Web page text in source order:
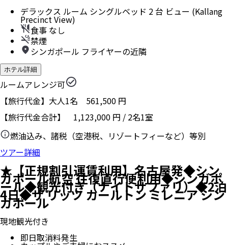
デラックス ルーム シングルベッド 2 台 ビュー (Kallang
Precinct View)
食事 なし
禁煙
シンガポール フライヤーの近隣
ホテル詳細
ルームアレンジ可
【旅行代金】大人1名 561,500 円
【旅行代金合計】 1,123,000 円 / 2名1室
燃油込み、諸税（空港税、リゾートフィーなど）等別
ツアー詳細
★【正規割引運賃利用】名古屋発◆シン
ガポール航空 往復直行便利用◆シンガポ
ール◆観光付き（ナイトサファリ）◆2泊
4日◆ザ リッツ カールトン ミレニア シン
ガポール
現地観光付き
即日取消料発生